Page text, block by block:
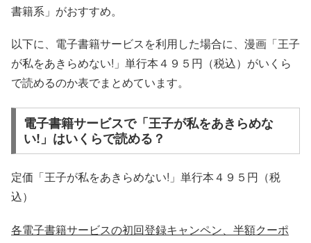
書籍系」がおすすめ。
以下に、電子書籍サービスを利用した場合に、漫画「王子
が私をあきらめない!」単行本４９５円（税込）がいくら
で読めるのか表でまとめています。
電子書籍サービスで「王子が私をあきらめな
い!」はいくらで読める？
定価「王子が私をあきらめない!」単行本４９５円（税
込）
各電子書籍サービスの初回登録キャンペン、半額クーポ